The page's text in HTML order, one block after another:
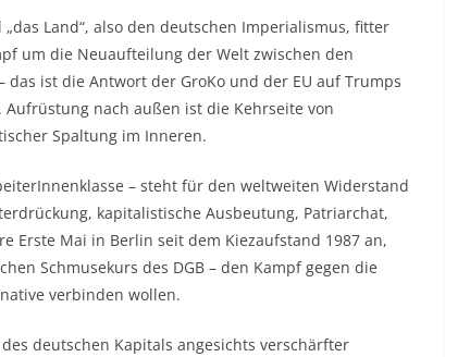
Land“, also den deutschen Imperialismus, fitter
um die Neuaufteilung der Welt zwischen den
ist die Antwort der GroKo und der EU auf Trumps
Aufrüstung nach außen ist die Kehrseite von
Spaltung im Inneren.
– steht für den weltweiten Widerstand
kapitalistische Ausbeutung, Patriarchat,
Erste Mai in Berlin seit dem Kiezaufstand 1987 an,
Schmusekurs des DGB – den Kampf gegen die
verbinden wollen.
deutschen Kapitals angesichts verschärfter